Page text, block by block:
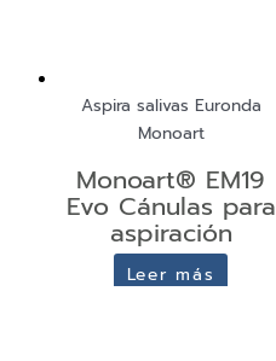
Aspira salivas Euronda
Monoart
Monoart® EM19
Evo Cánulas para
aspiración
Leer más